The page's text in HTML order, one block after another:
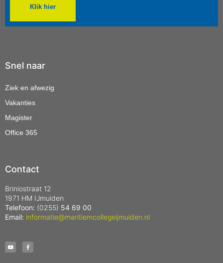
Klik hier
Snel naar
Ziek en afwezig
Vakanties
Magister
Office 365
Contact
Briniostraat 12
1971 HM IJmuiden
Telefoon: (0255) 54 69 00
Email: informatie@maritiemcollegeijmuiden.nl